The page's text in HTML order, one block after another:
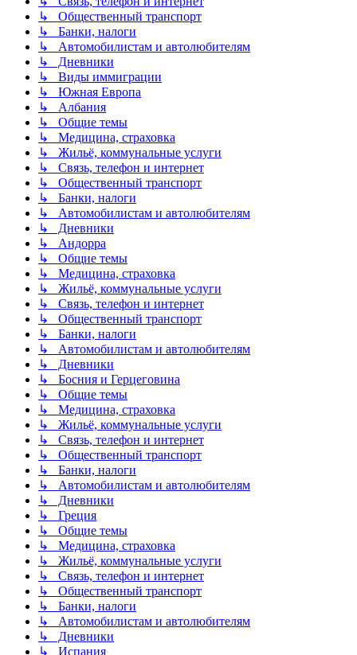
↳ Общественный транспорт
↳ Банки, налоги
↳ Автомобилистам и автолюбителям
↳ Дневники
↳ Виды иммиграции
↳ Южная Европа
↳ Албания
↳ Общие темы
↳ Медицина, страховка
↳ Жильё, коммунальные услуги
↳ Связь, телефон и интернет
↳ Общественный транспорт
↳ Банки, налоги
↳ Автомобилистам и автолюбителям
↳ Дневники
↳ Андорра
↳ Общие темы
↳ Медицина, страховка
↳ Жильё, коммунальные услуги
↳ Связь, телефон и интернет
↳ Общественный транспорт
↳ Банки, налоги
↳ Автомобилистам и автолюбителям
↳ Дневники
↳ Босния и Герцеговина
↳ Общие темы
↳ Медицина, страховка
↳ Жильё, коммунальные услуги
↳ Связь, телефон и интернет
↳ Общественный транспорт
↳ Банки, налоги
↳ Автомобилистам и автолюбителям
↳ Дневники
↳ Греция
↳ Общие темы
↳ Медицина, страховка
↳ Жильё, коммунальные услуги
↳ Связь, телефон и интернет
↳ Общественный транспорт
↳ Банки, налоги
↳ Автомобилистам и автолюбителям
↳ Дневники
↳ Испания